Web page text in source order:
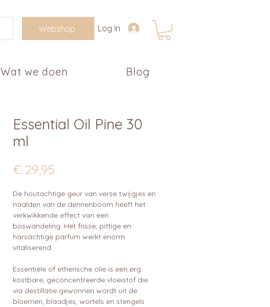
Webshop Log In
Wat we doen Blog
Essential Oil Pine 30
ml
€ 29,95
De houtachtige geur van verse twijgjes en
naalden van de dennenboom heeft het
verkwikkende effect van een
boswandeling. Het frisse, pittige en
harsachtige parfum werkt enorm
vitaliserend.
Essentiële of etherische olie is een erg
kostbare, geconcentreerde vloeistof die
via destillatie gewonnen wordt uit de
bloemen, blaadjes, wortels en stengels